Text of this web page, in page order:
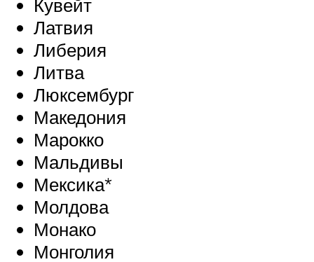
Кувейт
Латвия
Либерия
Литва
Люксембург
Македония
Марокко
Мальдивы
Мексика*
Молдова
Монако
Монголия